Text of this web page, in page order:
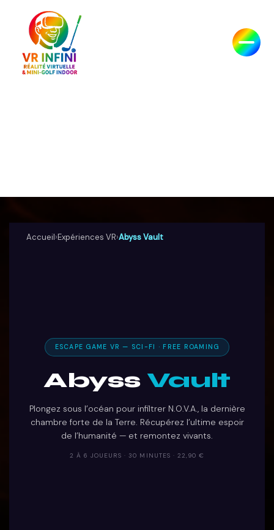
Accueil›Expériences VR›Abyss Vault
ESCAPE GAME VR — SCI-FI · FREE ROAMING
Abyss Vault
Plongez sous l’océan pour infiltrer N.O.V.A., la dernière
chambre forte de la Terre. Récupérez l’ultime espoir
de l’humanité — et remontez vivants.
2 À 6 JOUEURS · 30 MINUTES · 22,90 €